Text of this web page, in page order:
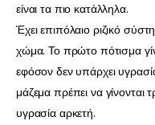
είναι τα πιο κατάλληλα.
Έχει επιπόλαιο ριζικό
χώμα. Το πρώτο πότισμα
εφόσον δεν υπάρχει
μάζεμα πρέπει να γίνονται
υγρασία αρκετή.